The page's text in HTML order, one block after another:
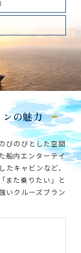
ンの魅力
びのびとした空間
船内エンターテイ
キャビンなど、
また乗りたい」と
いクルーズブラン